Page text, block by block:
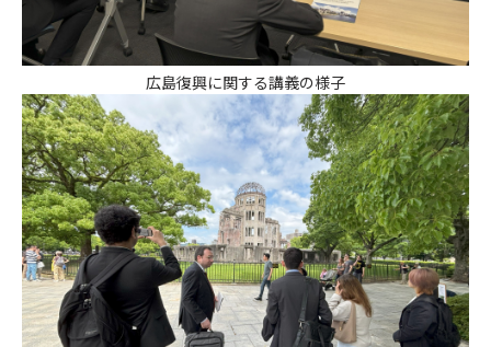
広島復興に関する講義の様子